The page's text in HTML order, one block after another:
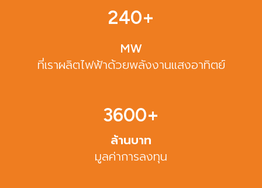
240+
MW
ที่เราผลิตไฟฟ้าด้วยพลังงานแสงอาทิตย์
3600+
ล้านบาท
มูลค่าการลงทุน